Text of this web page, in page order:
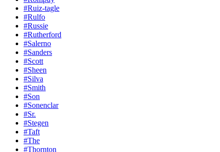
#Ruiz-tagle
#Rulfo
#Russie
#Rutherford
#Salerno
#Sanders
#Scott
#Sheen
#Silva
#Smith
#Son
#Sonenclar
#Sr.
#Stegen
#Taft
#The
#Thornton